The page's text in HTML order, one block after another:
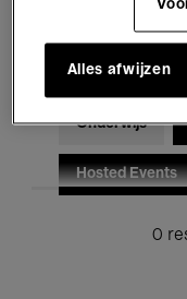
Voor iedereen
Onderwijs
Hosted Events
0
Alles afwijzen